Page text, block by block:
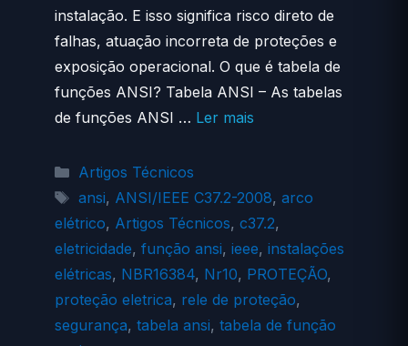
instalação. E isso significa risco direto de
falhas, atuação incorreta de proteções e
exposição operacional. O que é tabela de
funções ANSI? Tabela ANSI – As tabelas
de funções ANSI … Ler mais
Categorias
Artigos Técnicos
Tags
ansi, ANSI/IEEE C37.2-2008, arco
elétrico, Artigos Técnicos, c37.2,
eletricidade, função ansi, ieee, instalações
elétricas, NBR16384, Nr10, PROTEÇÃO,
proteção eletrica, rele de proteção,
segurança, tabela ansi, tabela de função